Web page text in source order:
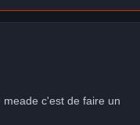
c'est de faire un